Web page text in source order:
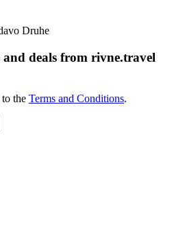
Druhe
and deals from rivne.travel
the Terms and Conditions.